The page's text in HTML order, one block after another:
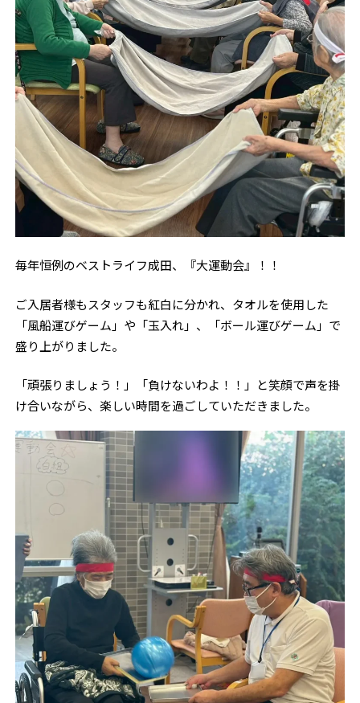
毎年恒例のベストライフ成田、『大運動会』！！
ご入居者様もスタッフも紅白に分かれ、タオルを使用した
「風船運びゲーム」や「玉入れ」、「ボール運びゲーム」で
盛り上がりました。
「頑張りましょう！」「負けないわよ！！」と笑顔で声を掛
け合いながら、楽しい時間を過ごしていただきました。